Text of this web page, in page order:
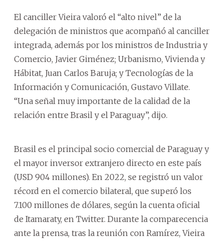
El canciller Vieira valoró el “alto nivel” de la
delegación de ministros que acompañó al canciller
integrada, además por los ministros de Industria y
Comercio, Javier Giménez; Urbanismo, Vivienda y
Hábitat, Juan Carlos Baruja; y Tecnologías de la
Información y Comunicación, Gustavo Villate.
“Una señal muy importante de la calidad de la
relación entre Brasil y el Paraguay”, dijo.
Brasil es el principal socio comercial de Paraguay y
el mayor inversor extranjero directo en este país
(USD 904 millones). En 2022, se registró un valor
récord en el comercio bilateral, que superó los
7.100 millones de dólares, según la cuenta oficial
de Itamaraty, en Twitter. Durante la comparecencia
ante la prensa, tras la reunión con Ramírez, Vieira